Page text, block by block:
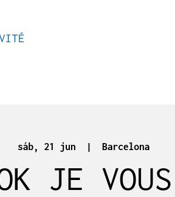
sáb, 21 jun
  |
Barcelona
JE VOUS